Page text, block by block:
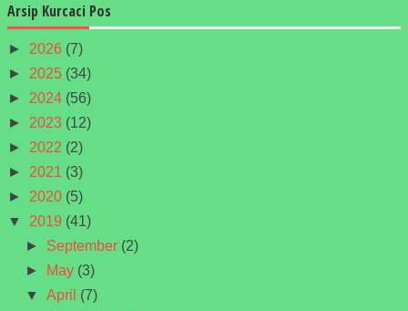
Arsip Kurcaci Pos
► 2026 (7)
► 2025 (34)
► 2024 (56)
► 2023 (12)
► 2022 (2)
► 2021 (3)
► 2020 (5)
▼ 2019 (41)
► September (2)
►
May (3)
▼April (7)